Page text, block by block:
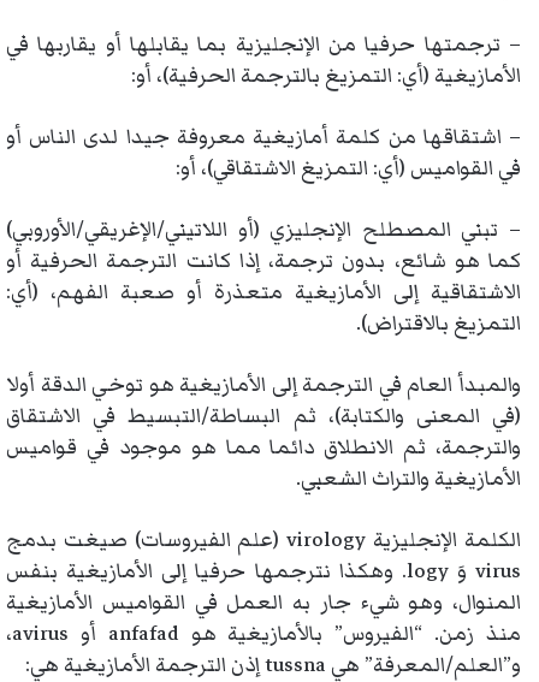
– ترجمتها حرفيا من الإنجليزية بما يقابلها أو يقاربها في
الأمازيغية (أي: التمزيغ بالترجمة الحرفية)، أو:
– اشتقاقها من كلمة أمازيغية معروفة جيدا لدى الناس أو
في القواميس (أي: التمزيغ الاشتقاقي)، أو:
– تبني المصطلح الإنجليزي (أو اللاتيني/الإغريقي/الأوروبي)
كما هو شائع، بدون ترجمة، إذا كانت الترجمة الحرفية أو
الاشتقاقية إلى الأمازيغية متعذرة أو صعبة الفهم، (أي:
التمزيغ بالاقتراض).
والمبدأ العام في الترجمة إلى الأمازيغية هو توخي الدقة أولا
(في المعنى والكتابة)، ثم البساطة/التبسيط في الاشتقاق
والترجمة، ثم الانطلاق دائما مما هو موجود في قواميس
الأمازيغية والتراث الشعبي.
الكلمة الإنجليزية virology (علم الفيروسات) صيغت بدمج
virus وَ logy. وهكذا نترجمها حرفيا إلى الأمازيغية بنفس
المنوال، وهو شيء جار به العمل في القواميس الأمازيغية
منذ زمن. “الفيروس” بالأمازيغية هو anfafad أو avirus،
و”العلم/المعرفة” هي tussna إذن الترجمة الأمازيغية هي: